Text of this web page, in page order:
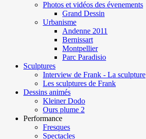
Photos et vidéos des évenements
Grand Dessin
Urbanisme
Andenne 2011
Bernissart
Montpellier
Parc Paradisio
Sculptures
Interview de Frank - La sculpture
Les sculptures de Frank
Dessins animés
Kleiner Dodo
Ours plume 2
Performance
Fresques
Spectacles